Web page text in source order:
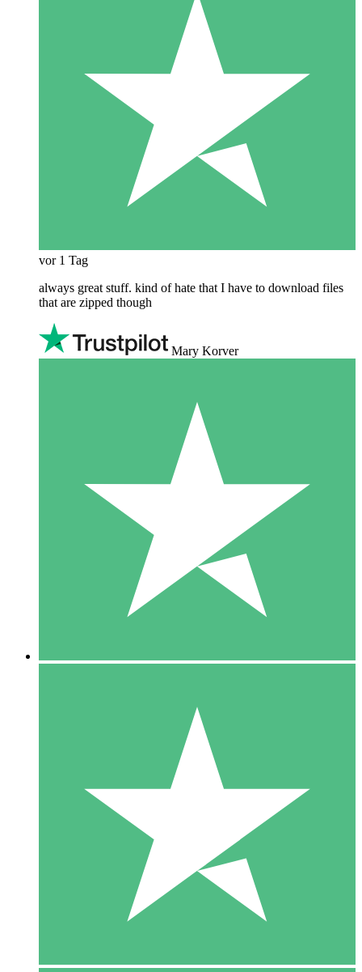
vor 1 Tag
always great stuff. kind of hate that I have to download files
that are zipped though
Mary Korver